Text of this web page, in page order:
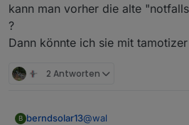
kann man vorher die alte
?
Dann könnte ich sie mit
2 Antworten
B berndsolar13@wal